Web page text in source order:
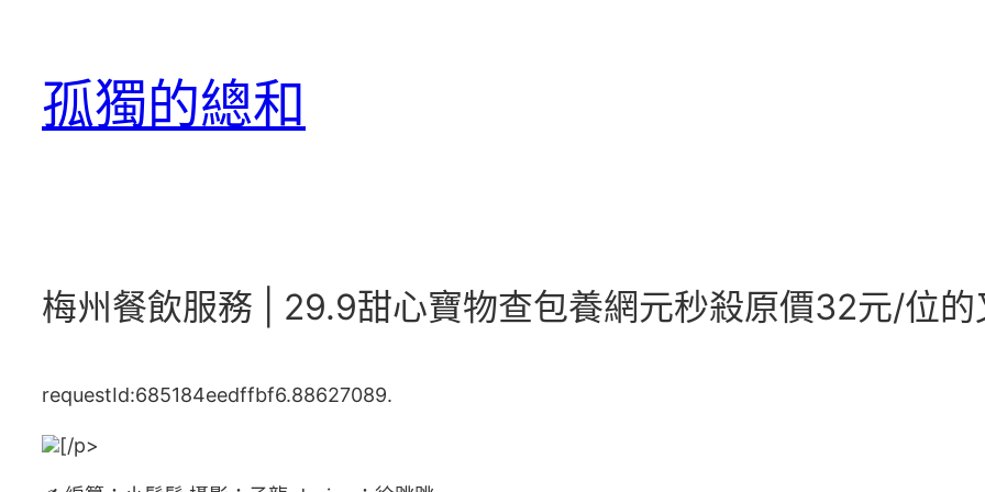
孤獨的總和
梅州餐飲服務 | 29.9甜心寶物查包養網元秒殺原價32元/位的
requestId:685184eedffbf6.88627089.
[/p>